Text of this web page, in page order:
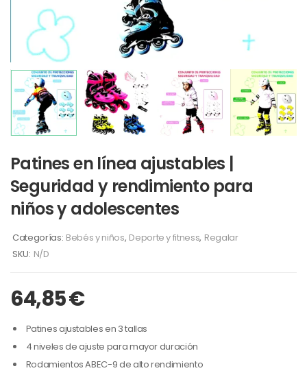
Patines en línea ajustables |
Seguridad y rendimiento para
niños y adolescentes
Categorías: Bebés y niños, Deporte y fitness, Regalar
SKU: N/D
64,85€
Patines ajustables en 3 tallas
4 niveles de ajuste para mayor duración
Rodamientos ABEC-9 de alto rendimiento